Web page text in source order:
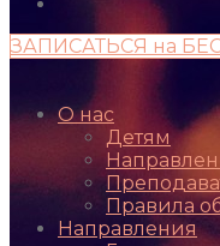
ЗАПИСАТЬСЯ на
О нас
Детям
Правила
Направления